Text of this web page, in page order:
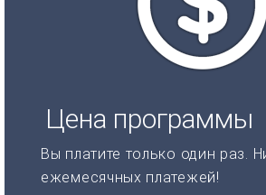
Цена программы
Вы платите только один раз.
ежемесячных платежей!